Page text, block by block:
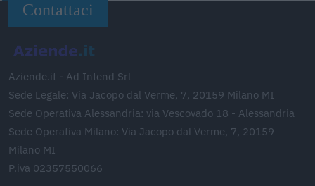
Contattaci
Aziende.it - Ad Intend Srl
Sede Legale: Via Jacopo dal Verme, 7, 20159 Milano MI
Sede Operativa Alessandria: via Vescovado 18 - Alessandria
Sede Operativa Milano: Via Jacopo dal Verme, 7, 20159
Milano MI
P.iva 02357550066